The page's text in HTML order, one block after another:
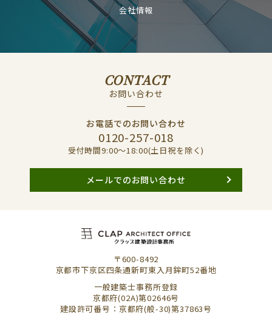
会社情報
CONTACT
お問い合わせ
お電話でのお問い合わせ
0120-257-018
受付時間9:00〜18:00(土日祝を除く)
メールでのお問い合わせ
〒600-8492
京都市下京区四条通新町東入月鉾町52番地
一般建築士事務所登録
京都府(02A)第02646号
建設許可番号：京都府(般-30)第37863号